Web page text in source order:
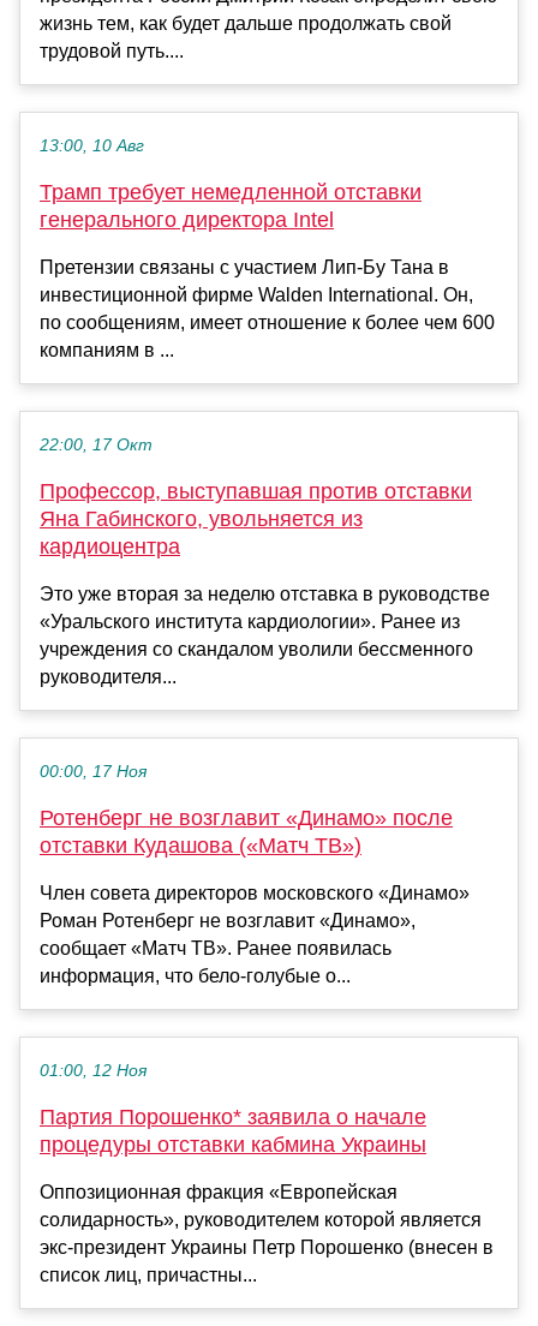
жизнь тем, как будет дальше продолжать свой
трудовой путь....
13:00, 10 Авг
Трамп требует немедленной отставки
генерального директора Intel
Претензии связаны с участием Лип-Бу Тана в
инвестиционной фирме Walden International. Он,
по сообщениям, имеет отношение к более чем 600
компаниям в ...
22:00, 17 Окт
Профессор, выступавшая против отставки
Яна Габинского, увольняется из
кардиоцентра
Это уже вторая за неделю отставка в руководстве
«Уральского института кардиологии». Ранее из
учреждения со скандалом уволили бессменного
руководителя...
00:00, 17 Ноя
Ротенберг не возглавит «Динамо» после
отставки Кудашова («Матч ТВ»)
Член совета директоров московского «Динамо»
Роман Ротенберг не возглавит «Динамо»,
сообщает «Матч ТВ». Ранее появилась
информация, что бело-голубые о...
01:00, 12 Ноя
Партия Порошенко* заявила о начале
процедуры отставки кабмина Украины
Оппозиционная фракция «Европейская
солидарность», руководителем которой является
экс-президент Украины Петр Порошенко (внесен в
список лиц, причастны...